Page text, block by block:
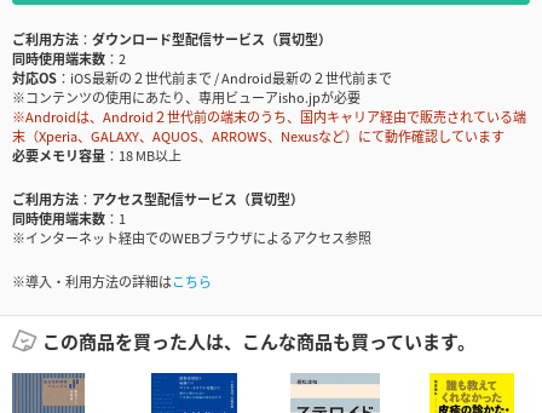
ご利用方法
ダウンロード型配信サービス（買切型）
同時使用端末数
2
対応OS
iOS最新の２世代前まで / Android最新の２世代前まで
※コンテンツの使用にあたり、専用ビューアisho.jpが必要
※Androidは、Android２世代前の端末のうち、国内キャリア経由で販売されている端
末（Xperia、GALAXY、AQUOS、ARROWS、Nexusなど）にて動作確認しています
必要メモリ容量
18 MB以上
ご利用方法
アクセス型配信サービス（買切型）
同時使用端末数
1
※インターネット経由でのWEBブラウザによるアクセス参照
※導入・利用方法の詳細はこちら
この商品を買った人は、こんな商品も買っています。